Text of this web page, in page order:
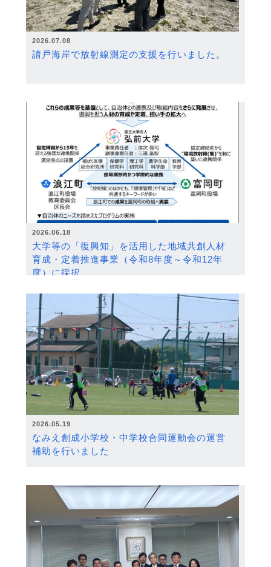
2026.07.08
請戸海岸で放射線測定の支援を行いました。
2026.06.18
大学等の「復興知」を活用した地域共創人材
育成・定着推進事業（令和8年度～令和12年
度）に採択
2026.05.19
なみえ創成小学校・中学校合同運動会の運営
補助を行いました